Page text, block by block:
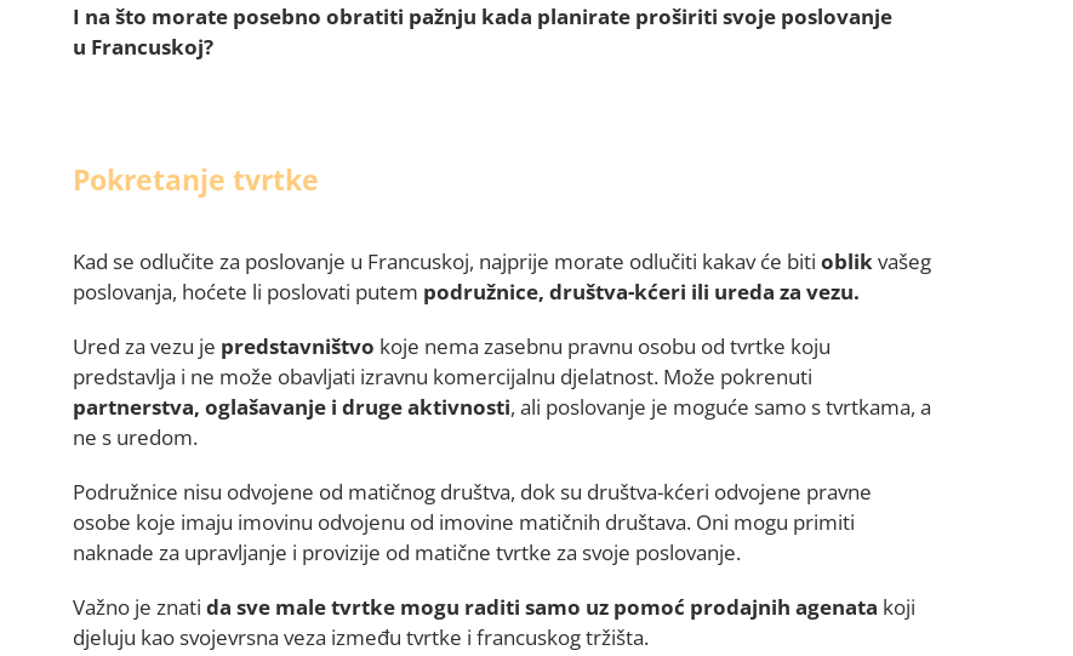
I na što morate posebno obratiti pažnju kada planirate proširiti svoje poslovanje
u Francuskoj?
Pokretanje tvrtke
Kad se odlučite za poslovanje u Francuskoj, najprije morate odlučiti kakav će biti oblikvašeg
poslovanja, hoćete li poslovati putem podružnice, društva-kćeri ili ureda za vezu.
Ured za vezu je predstavništvo koje nema zasebnu pravnu osobu od tvrtke koju
predstavlja i ne može obavljati izravnu komercijalnu djelatnost. Može pokrenuti
partnerstva, oglašavanje i druge aktivnosti, ali poslovanje je moguće samo s tvrtkama, a
ne s uredom.
Podružnice nisu odvojene od matičnog društva, dok su društva-kćeri odvojene pravne
osobe koje imaju imovinu odvojenu od imovine matičnih društava. Oni mogu primiti
naknade za upravljanje i provizije od matične tvrtke za svoje poslovanje.
Važno je znati da sve male tvrtke mogu raditi samo uz pomoć prodajnih agenata koji
djeluju kao svojevrsna veza između tvrtke i francuskog tržišta.